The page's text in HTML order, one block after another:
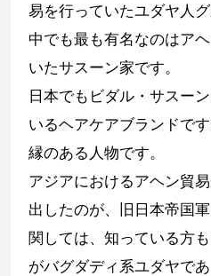
易を行っていたユダヤ人グ
中でも最も有名なのはア
いたサスーン家です。
日本でもビダル・サスー
いるヘアケアブランドで
縁のある人物です。
アジアにおけるアヘン貿
出したのが、旧日本帝国
関しては、知っている方
がバグダディ系ユダヤで